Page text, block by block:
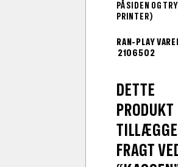
PÅ SIDEN OG
PRINTER)
RAN-PLAY
2106502
DETTE
PRODUKT
FRAGT